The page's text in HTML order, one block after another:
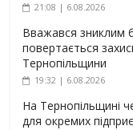
21:08 | 6.08.2026
Вважався зниклим
повертається
Тернопільщини
19:32 | 6.08.2026
На Тернопільщині
для окремих